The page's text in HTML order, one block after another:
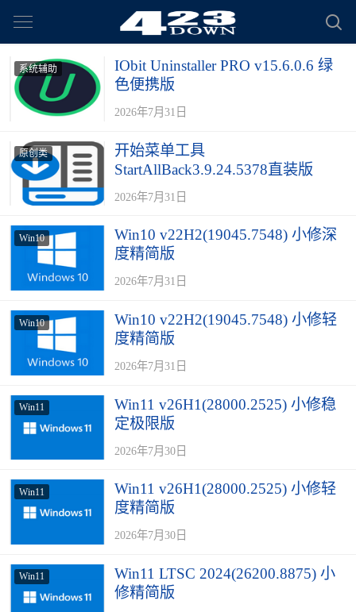
系统辅助
IObit Uninstaller PRO v15.6.0.6 绿
色便携版
2026年7月31日
原创类
开始菜单工具
StartAllBack3.9.24.5378直装版
2026年7月31日
Win10
Win10 v22H2(19045.7548) 小修深
度精简版
2026年7月31日
Win10
Win10 v22H2(19045.7548) 小修轻
度精简版
2026年7月31日
Win11
Win11 v26H1(28000.2525) 小修稳
定极限版
2026年7月30日
Win11
Win11 v26H1(28000.2525) 小修轻
度精简版
2026年7月30日
Win11
Win11 LTSC 2024(26200.8875) 小
修精简版